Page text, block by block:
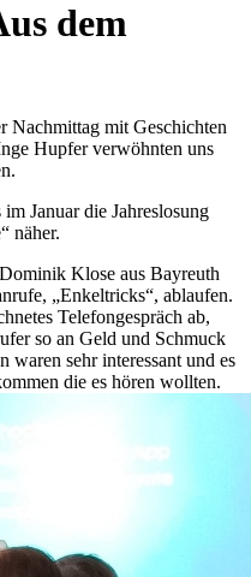
dem
Nachmittag mit Geschichten
Hupfer verwöhnten uns
Januar die Jahreslosung
näher.
Klose aus Bayreuth
„Enkeltricks“, ablaufen.
Telefongespräch ab,
so an Geld und Schmuck
sehr interessant und es
die es hören wollten.